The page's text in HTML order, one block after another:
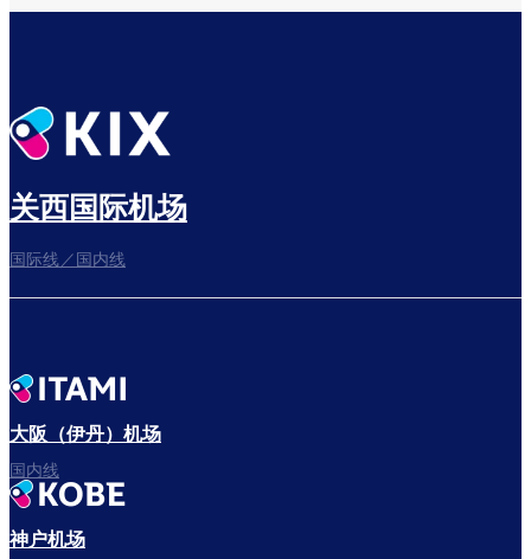
出发啦！
祝您旅途愉快。
关西国际机场
国际线／国内线
大阪（伊丹）机场
国内线
神户机场